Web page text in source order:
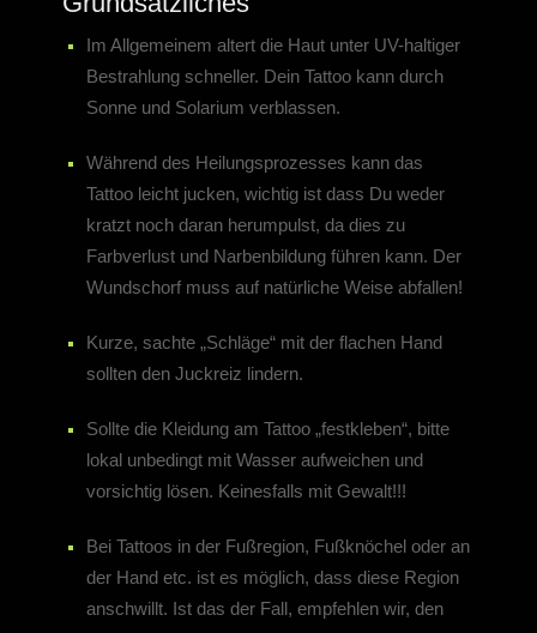
Im Allgemeinem altert die Haut unter UV-haltiger
Bestrahlung schneller. Dein Tattoo kann durch
Sonne und Solarium verblassen.
Während des Heilungsprozesses kann das
Tattoo leicht jucken, wichtig ist dass Du weder
kratzt noch daran herumpulst, da dies zu
Farbverlust und Narbenbildung führen kann. Der
Wundschorf muss auf natürliche Weise abfallen!
Kurze, sachte „Schläge“ mit der flachen Hand
sollten den Juckreiz lindern.
Sollte die Kleidung am Tattoo „festkleben“, bitte
lokal unbedingt mit Wasser aufweichen und
vorsichtig lösen. Keinesfalls mit Gewalt!!!
Bei Tattoos in der Fußregion, Fußknöchel oder an
der Hand etc. ist es möglich, dass diese Region
anschwillt. Ist das der Fall, empfehlen wir, den